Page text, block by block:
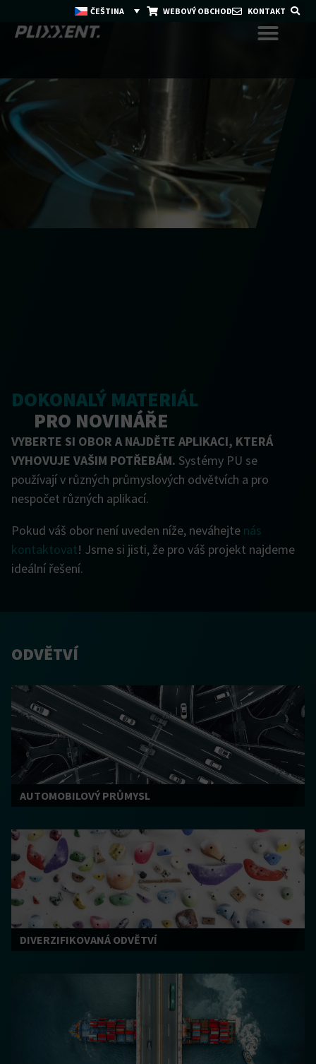
ČEŠTINA WEBOVÝ OBCHOD KONTAKT
DOKONALÝ MATERIÁL
PRO NOVINÁŘE
VYBERTE SI OBOR A NAJDĚTE APLIKACI, KTERÁ
VYHOVUJE VAŠIM POTŘEBÁM. Systémy PU se
používají v různých průmyslových odvětvích a pro
nespočet různých aplikací.
Pokud váš obor není uveden níže, neváhejte nás
kontaktovat! Jsme si jisti, že pro váš projekt najdeme
ideální řešení.
ODVĚTVÍ
AUTOMOBILOVÝ PRŮMYSL
DIVERZIFIKOVANÁ ODVĚTVÍ